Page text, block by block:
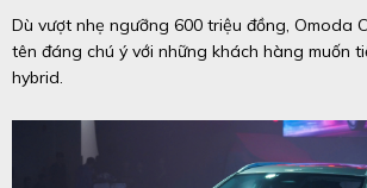
Dù vượt nhẹ ngưỡng 600 triệu đồng, Omoda
tên đáng chú ý với những khách hàng muốn
hybrid.